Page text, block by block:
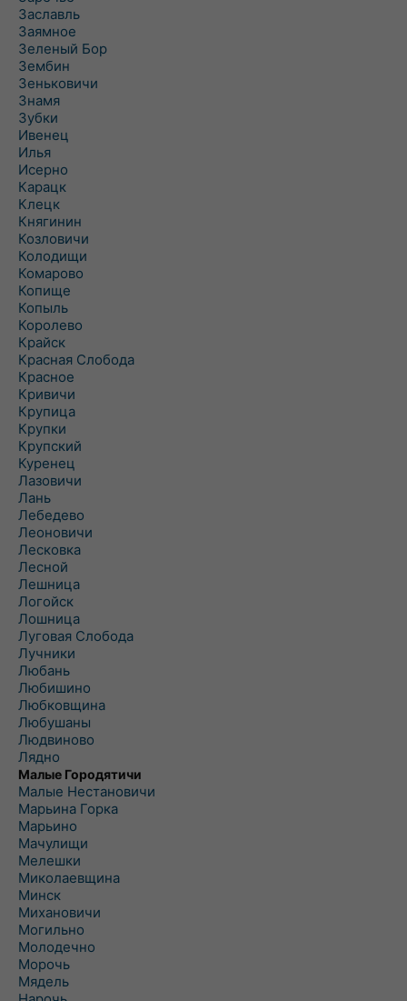
Заславль
Заямное
Зеленый Бор
Зембин
Зеньковичи
Знамя
Зубки
Ивенец
Илья
Исерно
Карацк
Клецк
Княгинин
Козловичи
Колодищи
Комарово
Копище
Копыль
Королево
Крайск
Красная Слобода
Красное
Кривичи
Крупица
Крупки
Крупский
Куренец
Лазовичи
Лань
Лебедево
Леоновичи
Лесковка
Лесной
Лешница
Логойск
Лошница
Луговая Слобода
Лучники
Любань
Любишино
Любковщина
Любушаны
Людвиново
Лядно
Малые Городятичи
Малые Нестановичи
Марьина Горка
Марьино
Мачулищи
Мелешки
Миколаевщина
Минск
Михановичи
Могильно
Молодечно
Морочь
Мядель